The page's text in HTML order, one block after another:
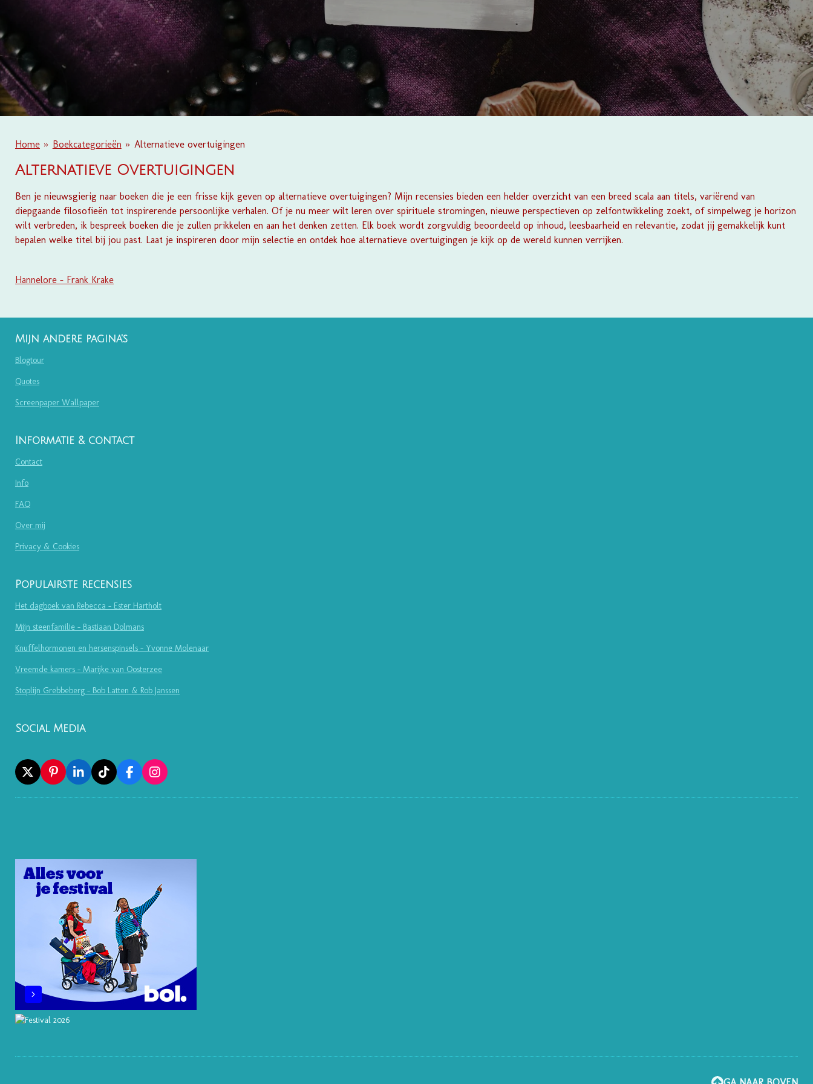
Home » Boekcategorieën » Alternatieve overtuigingen
Alternatieve Overtuigingen
Ben je nieuwsgierig naar boeken die je een frisse kijk geven op alternatieve overtuigingen? Mijn recensies bieden een helder overzicht van een breed scala aan titels, variërend van
diepgaande filosofieën tot inspirerende persoonlijke verhalen. Of je nu meer wilt leren over spirituele stromingen, nieuwe perspectieven op zelfontwikkeling zoekt, of simpelweg je horizon
wilt verbreden, ik bespreek boeken die je zullen prikkelen en aan het denken zetten. Elk boek wordt zorgvuldig beoordeeld op inhoud, leesbaarheid en relevantie, zodat jij gemakkelijk kunt
bepalen welke titel bij jou past. Laat je inspireren door mijn selectie en ontdek hoe alternatieve overtuigingen je kijk op de wereld kunnen verrijken.
Hannelore - Frank Krake
Mijn andere pagina's
Blogtour
Quotes
Screenpaper Wallpaper
Informatie & contact
Contact
Info
FAQ
Over mij
Privacy & Cookies
Populairste recensies
Het dagboek van Rebecca - Ester Hartholt
Mijn steenfamilie - Bastiaan Dolmans
Knuffelhormonen en hersenspinsels - Yvonne Molenaar
Vreemde kamers - Marijke van Oosterzee
Stoplijn Grebbeberg - Bob Latten & Rob Janssen
Social Media
X
P
I
N
S
T
L
I
N
N
T
I
K
F
A
C
K
I
N
S
A